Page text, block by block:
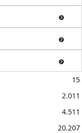
15
2.011
4.511
20.207